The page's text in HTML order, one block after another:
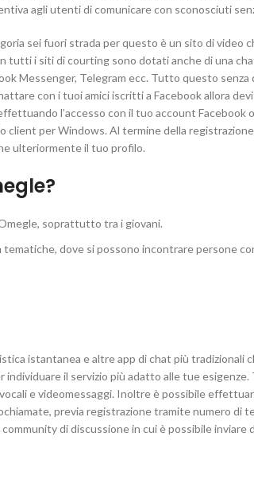
agli utenti di comunicare con sconosciuti
sei fuori strada per questo è un sito di video
i siti di courting sono dotati anche di una
Messenger, Telegram ecc. Tutto questo
con i tuoi amici iscritti a Facebook allora
l’accesso con il tuo account
client per Windows. Al termine della
ulteriormente il tuo profilo.
soprattutto tra i giovani.
dove si possono incontrare persone
istantanea e altre app di chat più tradizionali
il servizio più adatto alle tue
e videomessaggi. Inoltre è possibile
previa registrazione tramite numero di
di discussione in cui è possibile